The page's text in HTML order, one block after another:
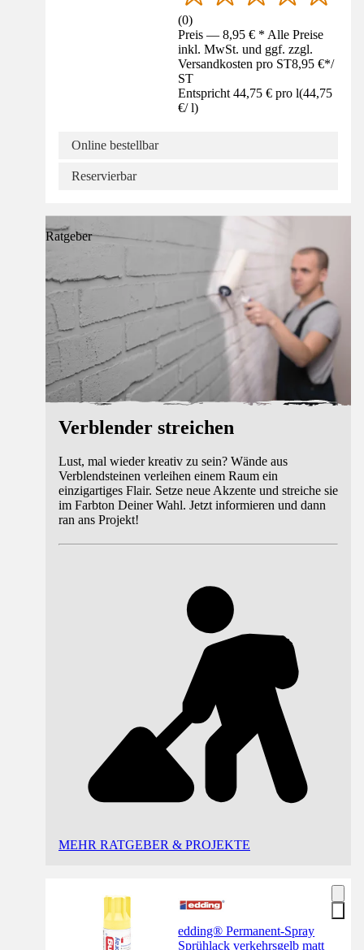
(0)
Preis — 8,95 € * Alle Preise
inkl. MwSt. und ggf. zzgl.
Versandkosten pro ST8,95 €*/
ST
Entspricht 44,75 € pro l(44,75
€/ l)
Online bestellbar
Reservierbar
Ratgeber
Verblender streichen
Lust, mal wieder kreativ zu sein? Wände aus
Verblendsteinen verleihen einem Raum ein
einzigartiges Flair. Setze neue Akzente und streiche sie
im Farbton Deiner Wahl. Jetzt informieren und dann
ran ans Projekt!
MEHR RATGEBER & PROJEKTE
edding® Permanent-Spray
Sprühlack verkehrsgelb matt